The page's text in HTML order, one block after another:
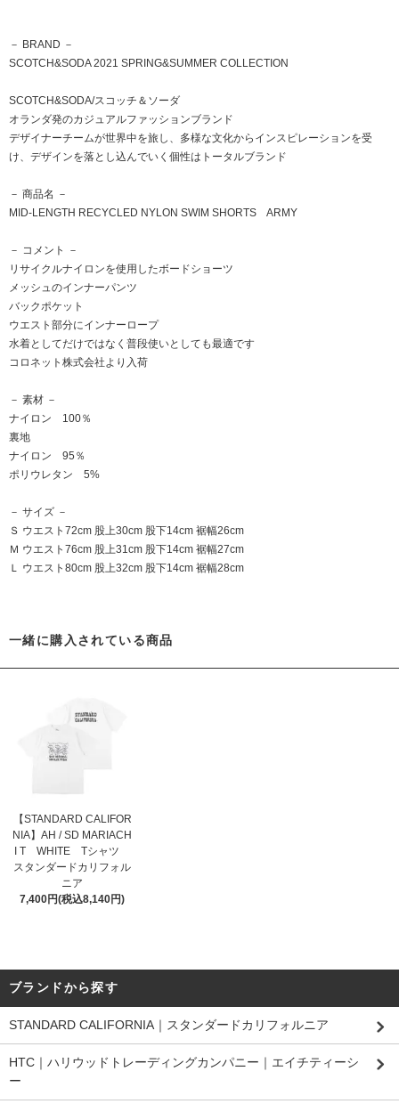
－ BRAND －
SCOTCH&SODA 2021 SPRING&SUMMER COLLECTION
SCOTCH&SODA/スコッチ＆ソーダ
オランダ発のカジュアルファッションブランド
デザイナーチームが世界中を旅し、多様な文化からインスピレーションを受
け、デザインを落とし込んでいく個性はトータルブランド
－ 商品名 －
MID-LENGTH RECYCLED NYLON SWIM SHORTS ARMY
－ コメント －
リサイクルナイロンを使用したボードショーツ
メッシュのインナーパンツ
バックポケット
ウエスト部分にインナーロープ
水着としてだけではなく普段使いとしても最適です
コロネット株式会社より入荷
－ 素材 －
ナイロン 100％
裏地
ナイロン 95％
ポリウレタン 5%
－ サイズ －
Ｓ ウエスト72cm 股上30cm 股下14cm 裾幅26cm
Ｍ ウエスト76cm 股上31cm 股下14cm 裾幅27cm
Ｌ ウエスト80cm 股上32cm 股下14cm 裾幅28cm
一緒に購入されている商品
【STANDARD CALIFOR
NIA】AH / SD MARIACH
I T WHITE Tシャツ
スタンダードカリフォル
ニア
7,400円(税込8,140円)
ブランドから探す
STANDARD CALIFORNIA｜スタンダードカリフォルニア
HTC｜ハリウッドトレーディングカンパニー｜エイチティーシ
ー